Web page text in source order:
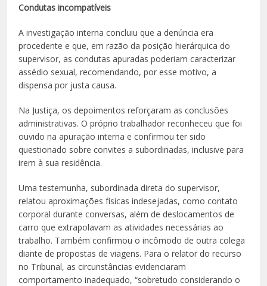
Condutas incompatíveis
A investigação interna concluiu que a denúncia era
procedente e que, em razão da posição hierárquica do
supervisor, as condutas apuradas poderiam caracterizar
assédio sexual, recomendando, por esse motivo, a
dispensa por justa causa.
Na Justiça, os depoimentos reforçaram as conclusões
administrativas. O próprio trabalhador reconheceu que foi
ouvido na apuração interna e confirmou ter sido
questionado sobre convites a subordinadas, inclusive para
irem à sua residência.
Uma testemunha, subordinada direta do supervisor,
relatou aproximações físicas indesejadas, como contato
corporal durante conversas, além de deslocamentos de
carro que extrapolavam as atividades necessárias ao
trabalho. Também confirmou o incômodo de outra colega
diante de propostas de viagens. Para o relator do recurso
no Tribunal, as circunstâncias evidenciaram
comportamento inadequado, “sobretudo considerando o